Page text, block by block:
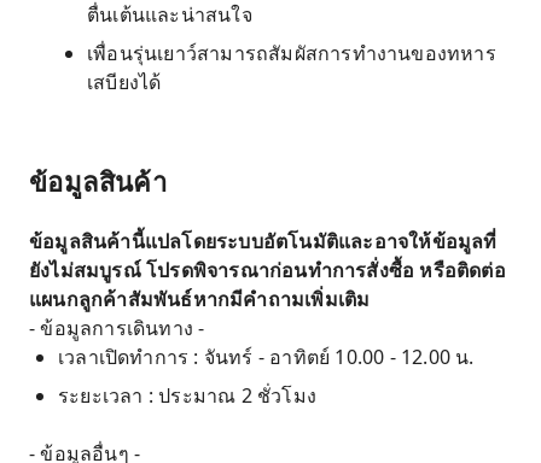
ตื่นเต้นและน่าสนใจ
เพื่อนรุ่นเยาว์สามารถสัมผัสการทำงานของทหาร
เสบียงได้
ข้อมูลสินค้า
ข้อมูลสินค้านี้แปลโดยระบบอัตโนมัติและอาจให้ข้อมูลที่
ยังไม่สมบูรณ์ โปรดพิจารณาก่อนทำการสั่งซื้อ หรือติดต่อ
แผนกลูกค้าสัมพันธ์หากมีคำถามเพิ่มเติม
- ข้อมูลการเดินทาง -
เวลาเปิดทำการ : จันทร์ - อาทิตย์ 10.00 - 12.00 น.
ระยะเวลา : ประมาณ 2 ชั่วโมง
- ข้อมูลอื่นๆ -